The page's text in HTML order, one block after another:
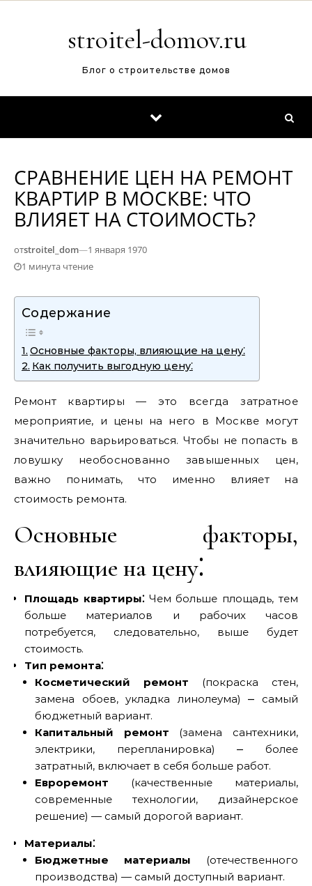
stroitel-domov.ru
Блог о строительстве домов
СРАВНЕНИЕ ЦЕН НА РЕМОНТ
КВАРТИР В МОСКВЕ: ЧТО
ВЛИЯЕТ НА СТОИМОСТЬ?
отstroitel_dom—1 января 1970
1 минута чтение
Содержание
Основные факторы, влияющие на цену⁚
Как получить выгодную цену⁚
Ремонт квартиры — это всегда затратное
мероприятие, и цены на него в Москве могут
значительно варьироваться. Чтобы не попасть в
ловушку необоснованно завышенных цен,
важно понимать, что именно влияет на
стоимость ремонта.
Основные факторы,
влияющие на цену⁚
Площадь квартиры⁚Чем больше площадь, тем
больше материалов и рабочих часов
потребуется, следовательно, выше будет
стоимость.
Тип ремонта⁚
Косметический ремонт (покраска стен,
замена обоев, укладка линолеума) ⎼ самый
бюджетный вариант.
Капитальный ремонт (замена сантехники,
электрики, перепланировка) ⎼ более
затратный, включает в себя больше работ.
Евроремонт (качественные материалы,
современные технологии, дизайнерское
решение) — самый дорогой вариант.
Материалы⁚
Бюджетные материалы (отечественного
производства) — самый доступный вариант.